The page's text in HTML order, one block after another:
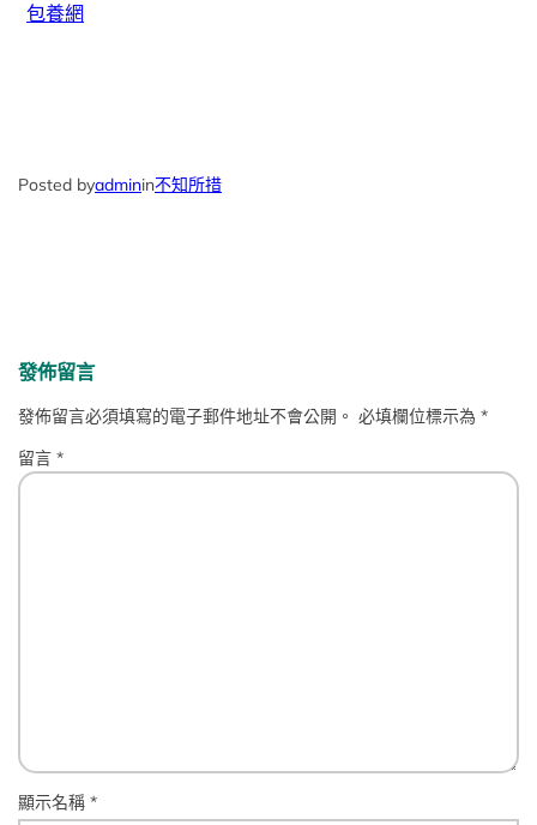
包養網
Posted byadminin不知所措
發佈留言
發佈留言必須填寫的電子郵件地址不會公開。 必填欄位標示為*
留言*
顯示名稱*